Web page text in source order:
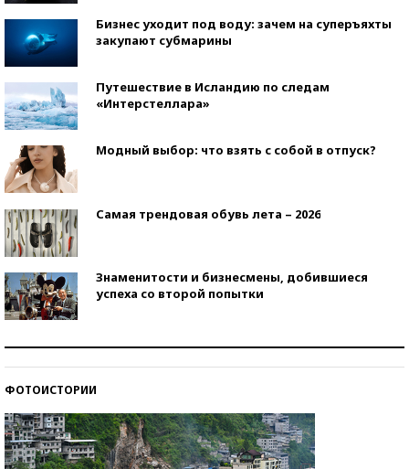
Бизнес уходит под воду: зачем на суперъяхты
закупают субмарины
Путешествие в Исландию по следам
«Интерстеллара»
Модный выбор: что взять с собой в отпуск?
Самая трендовая обувь лета – 2026
Знаменитости и бизнесмены, добившиеся
успеха со второй попытки
ФОТОИСТОРИИ